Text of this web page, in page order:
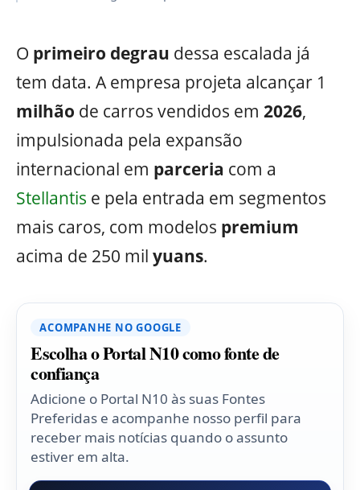
O primeiro degrau dessa escalada já
tem data. A empresa projeta alcançar 1
milhão de carros vendidos em 2026,
impulsionada pela expansão
internacional em parceria com a
Stellantis e pela entrada em segmentos
mais caros, com modelos premium
acima de 250 mil yuans.
ACOMPANHE NO GOOGLE
Escolha o Portal N10 como fonte de
confiança
Adicione o Portal N10 às suas Fontes
Preferidas e acompanhe nosso perfil para
receber mais notícias quando o assunto
estiver em alta.